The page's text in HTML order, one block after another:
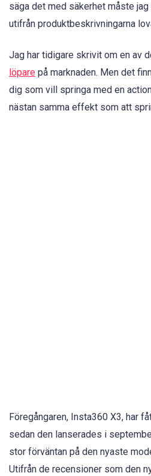
säga det med säkerhet måste
utifrån produktbeskrivningarna
Jag har tidigare skrivit om en av
löpare på marknaden. Men det
dig som vill springa med en
nästan samma effekt som att
Föregångaren, Insta360 X3, har
sedan den lanserades i
stor förväntan på den nyaste
Utifrån de recensioner som den